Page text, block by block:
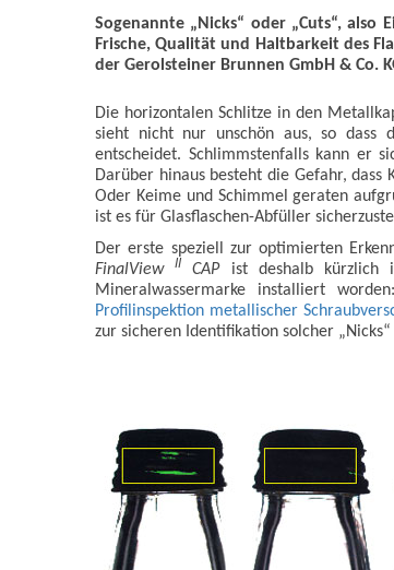
Sogenannte „Nicks“ oder „Cuts“,
Frische, Qualität und Haltbarkeit des
der Gerolsteiner Brunnen GmbH & Co.
Die horizontalen Schlitze in den
sieht nicht nur unschön aus, so dass
entscheidet. Schlimmstenfalls kann er
Darüber hinaus besteht die Gefahr,
Oder Keime und Schimmel geraten
ist es für Glasflaschen-Abfüller
Der erste speziell zur optimierten
FinalViewII CAPist deshalb kürzlich
Mineralwassermarke installiert
Profilinspektion metallischer
zur sicheren Identifikation solcher